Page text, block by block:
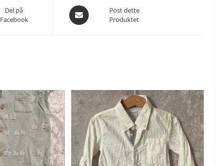
Del på
Facebook
Åpnes
i
Post dette
Produktet